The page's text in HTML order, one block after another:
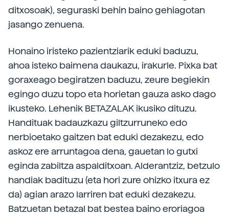
ditxosoak), seguraski behin baino gehiagotan
jasango zenuena.
Honaino iristeko pazientziarik eduki baduzu,
ahoa isteko baimena daukazu, irakurle. Pixka bat
goraxeago begiratzen baduzu, zeure begiekin
egingo duzu topo eta horietan gauza asko dago
ikusteko. Lehenik BETAZALAK ikusiko dituzu.
Handituak badauzkazu giltzurruneko edo
nerbioetako gaitzen bat eduki dezakezu, edo
askoz ere arruntagoa dena, gauetan lo gutxi
eginda zabiltza aspalditxoan. Alderantziz, betzulo
handiak badituzu (eta hori zure ohizko itxura ez
da) agian arazo larriren bat eduki dezakezu.
Batzuetan betazal bat bestea baino eroriagoa